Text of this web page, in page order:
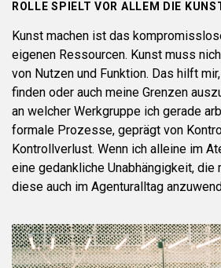
ROLLE SPIELT VOR ALLEM DIE
Kunst machen ist das
eigenen Ressourcen. Kunst muss
von Nutzen und Funktion. Das hilft
finden oder auch meine Grenzen
an welcher Werkgruppe ich gerade
formale Prozesse, geprägt von
Kontrollverlust. Wenn ich alleine im
eine gedankliche Unabhängigkeit, die
diese auch im Agenturalltag